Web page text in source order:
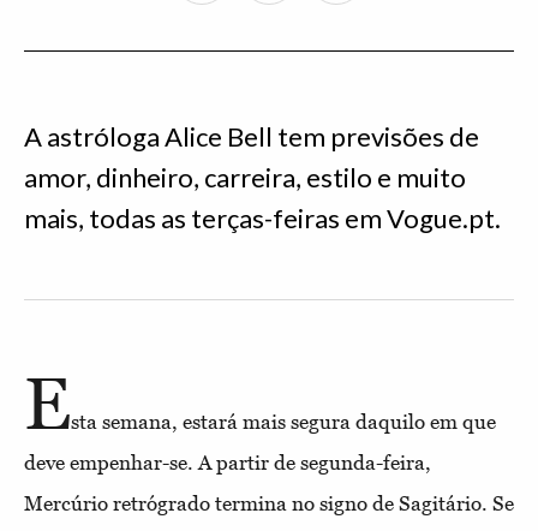
A astróloga Alice Bell tem previsões de
amor, dinheiro, carreira, estilo e muito
mais, todas as terças-feiras em Vogue.pt.
Esta semana, estará mais segura daquilo em que
deve empenhar-se. A partir de segunda-feira,
Mercúrio retrógrado termina no signo de Sagitário. Se